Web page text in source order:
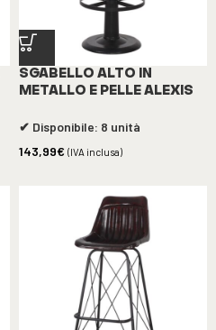
SGABELLO ALTO IN
METALLO E PELLE ALEXIS
✔ Disponibile: 8 unità
143,99€ (IVA inclusa)